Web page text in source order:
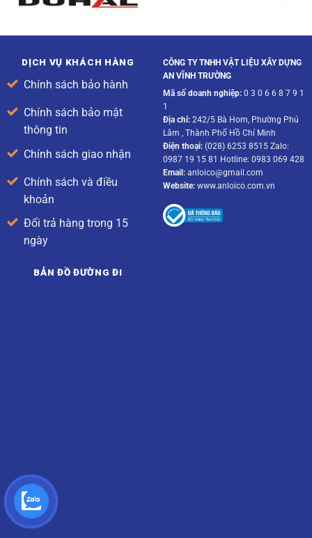
DỊCH VỤ KHÁCH HÀNG
Chính sách bảo hành
Chính sách bảo mật
thông tin
Chính sách giao nhận
Chính sách và điều
khoản
Đổi trả hàng trong 15
ngày
CÔNG TY TNHH VẬT LIỆU XÂY DỰNG
AN VĨNH TRƯỜNG
Mã số doanh nghiệp:0 3 0 6 6 8 7 9 1
1
Địa chỉ:242/5 Bà Hom, Phường Phú
Lâm , Thành Phố Hồ Chí Minh
Điện thoại:(028) 6253 8515 Zalo:
0987 19 15 81 Hotline: 0983 069 428
Email:anloico@gmail.com
Website:www.anloico.com.vn
BẢN ĐỒ ĐƯỜNG ĐI